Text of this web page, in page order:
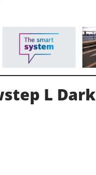
L Dark